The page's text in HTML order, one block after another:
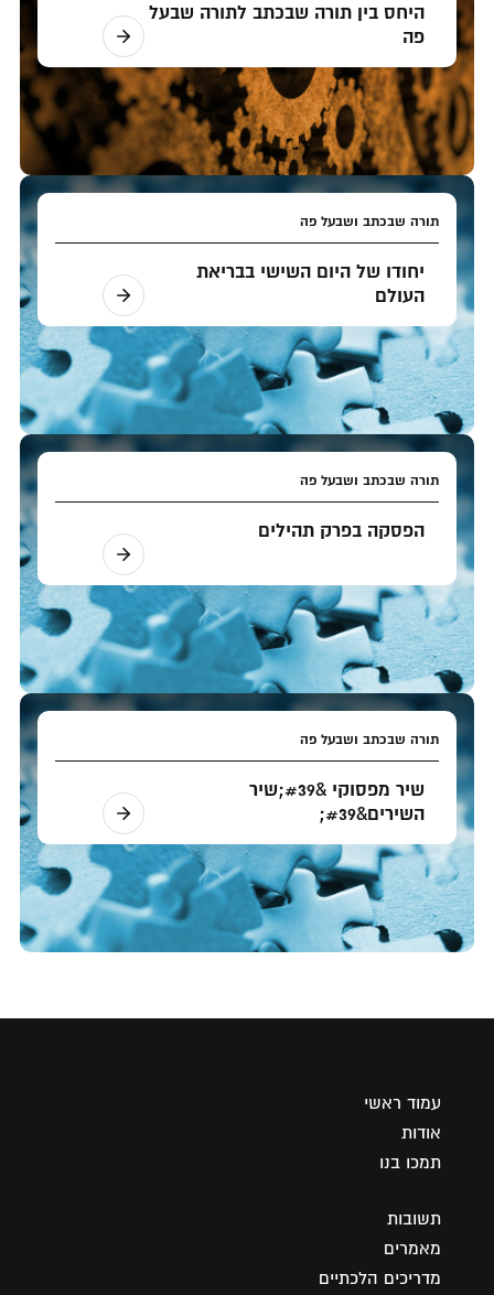
היחס בין תורה שבכתב לתורה שבעל
פה
תורה שבכתב ושבעל פה
יחודו של היום השישי בבריאת
העולם
תורה שבכתב ושבעל פה
הפסקה בפרק תהילים
תורה שבכתב ושבעל פה
שיר מפסוקי &#39;שיר
השירים&#39;
עמוד ראשי
אודות
תמכו בנו
תשובות
מאמרים
מדריכים הלכתיים